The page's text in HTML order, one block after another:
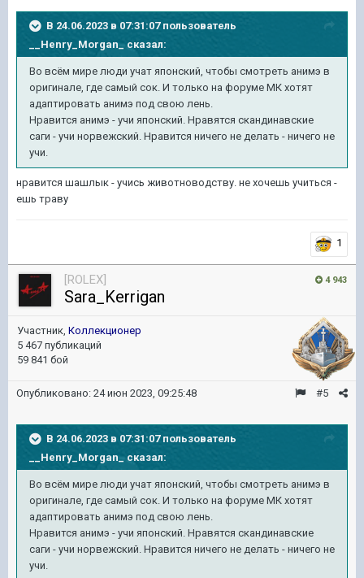
В 24.06.2023 в 07:31:07 пользователь
__Henry_Morgan_ сказал:
Во всём мире люди учат японский, чтобы смотреть анимэ в
оригинале, где самый сок. И только на форуме МК хотят
адаптировать анимэ под свою лень.
Нравится анимэ - учи японский. Нравятся скандинавские
саги - учи норвежский. Нравится ничего не делать - ничего не
учи.
нравится шашлык - учись животноводству. не хочешь учиться -
ешь траву
1
4 943
[ROLEX]
Sara_Kerrigan
Участник, Коллекционер
5 467 публикаций
59 841 бой
#5
Опубликовано: 24 июн 2023, 09:25:48
В 24.06.2023 в 07:31:07 пользователь
__Henry_Morgan_ сказал:
Во всём мире люди учат японский, чтобы смотреть анимэ в
оригинале, где самый сок. И только на форуме МК хотят
адаптировать анимэ под свою лень.
Нравится анимэ - учи японский. Нравятся скандинавские
саги - учи норвежский. Нравится ничего не делать - ничего не
учи.